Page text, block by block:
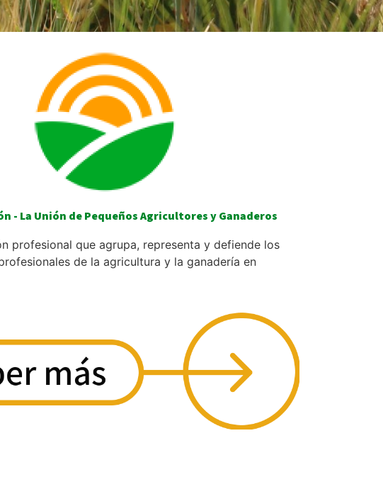
- La Unión de Pequeños Agricultores y Ganaderos
profesional que agrupa, representa y defiende los
de la agricultura y la ganadería en